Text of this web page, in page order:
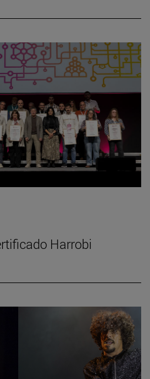
Harrobi